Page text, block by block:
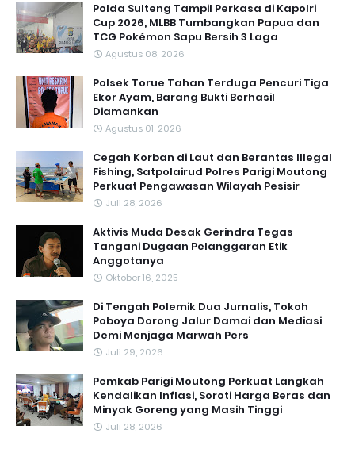
Polda Sulteng Tampil Perkasa di Kapolri
Cup 2026, MLBB Tumbangkan Papua dan
TCG Pokémon Sapu Bersih 3 Laga
Agustus 08, 2026
Polsek Torue Tahan Terduga Pencuri Tiga
Ekor Ayam, Barang Bukti Berhasil
Diamankan
Agustus 01, 2026
Cegah Korban di Laut dan Berantas Illegal
Fishing, Satpolairud Polres Parigi Moutong
Perkuat Pengawasan Wilayah Pesisir
Juli 28, 2026
Aktivis Muda Desak Gerindra Tegas
Tangani Dugaan Pelanggaran Etik
Anggotanya
Oktober 16, 2025
Di Tengah Polemik Dua Jurnalis, Tokoh
Poboya Dorong Jalur Damai dan Mediasi
Demi Menjaga Marwah Pers
Juli 29, 2026
Pemkab Parigi Moutong Perkuat Langkah
Kendalikan Inflasi, Soroti Harga Beras dan
Minyak Goreng yang Masih Tinggi
Juli 28, 2026